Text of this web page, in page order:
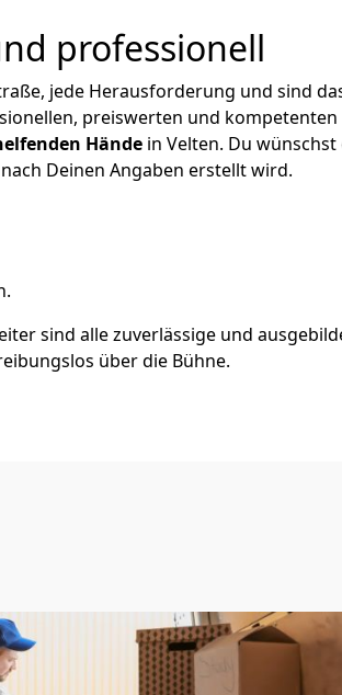
professionell
jede Herausforderung und sind
preiswerten und kompetenten
Händein Velten. Du wünschst
Deinen Angaben erstellt wird.
sind alle zuverlässige und
über die Bühne.